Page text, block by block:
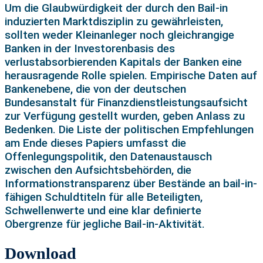
Um die Glaubwürdigkeit der durch den Bail-in
induzierten Marktdisziplin zu gewährleisten,
sollten weder Kleinanleger noch gleichrangige
Banken in der Investorenbasis des
verlustabsorbierenden Kapitals der Banken eine
herausragende Rolle spielen. Empirische Daten auf
Bankenebene, die von der deutschen
Bundesanstalt für Finanzdienstleistungsaufsicht
zur Verfügung gestellt wurden, geben Anlass zu
Bedenken. Die Liste der politischen Empfehlungen
am Ende dieses Papiers umfasst die
Offenlegungspolitik, den Datenaustausch
zwischen den Aufsichtsbehörden, die
Informationstransparenz über Bestände an bail-in-
fähigen Schuldtiteln für alle Beteiligten,
Schwellenwerte und eine klar definierte
Obergrenze für jegliche Bail-in-Aktivität.
Download